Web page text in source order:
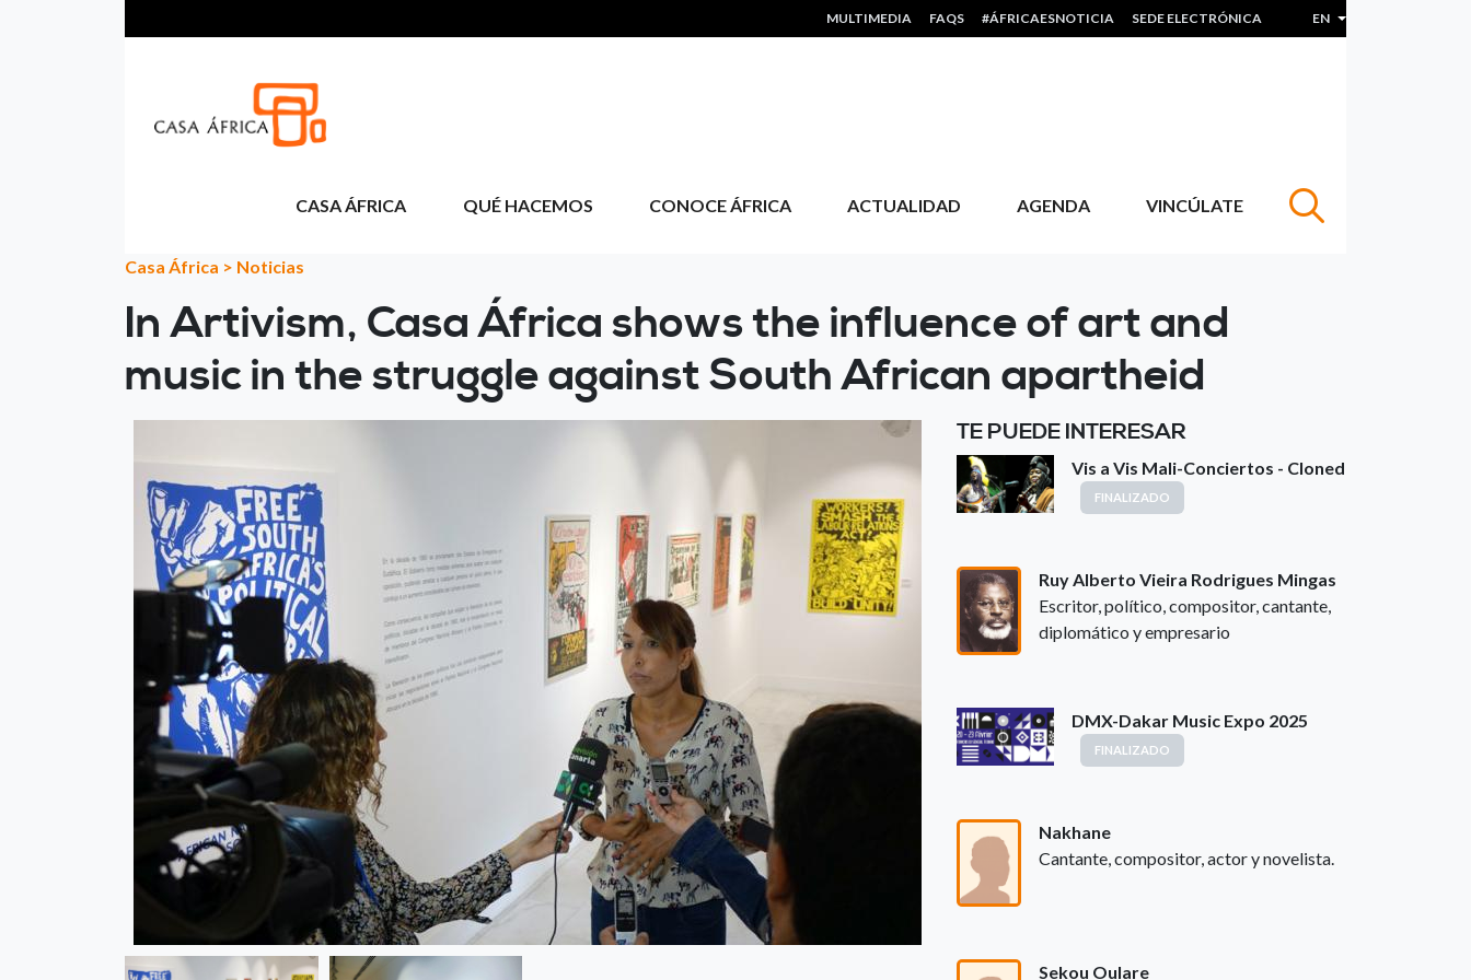
HEADER MENU
MULTIMEDIA FAQS #ÁFRICAESNOTICIA SEDE ELECTRÓNICA EN List additional actions
CASA ÁFRICA QUÉ HACEMOS CONOCE ÁFRICA ACTUALIDAD AGENDA VINCÚLATE
Casa África > Noticias
In Artivism, Casa África shows the influence of art and
music in the struggle against South African apartheid
TE PUEDE INTERESAR
Vis a Vis Mali-Conciertos - Cloned
FINALIZADO
Ruy Alberto Vieira Rodrigues Mingas
Escritor, político, compositor, cantante,
diplomático y empresario
DMX-Dakar Music Expo 2025
FINALIZADO
Nakhane
Cantante, compositor, actor y novelista.
Sekou Oulare